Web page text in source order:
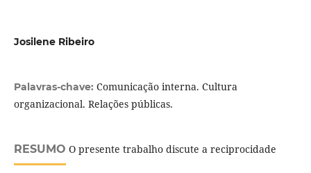
Josilene Ribeiro
Palavras-chave: Comunicação interna. Cultura
organizacional. Relações públicas.
RESUMO O presente trabalho discute a reciprocidade